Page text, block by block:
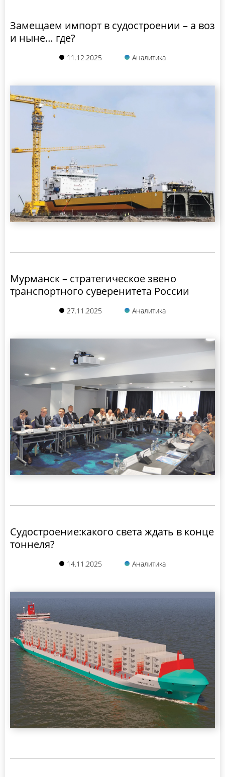
Замещаем импорт в судостроении – а воз
и ныне… где?
11.12.2025 Аналитика
Мурманск – стратегическое звено
транспортного суверенитета России
27.11.2025 Аналитика
Судостроение:какого света ждать в конце
тоннеля?
14.11.2025 Аналитика